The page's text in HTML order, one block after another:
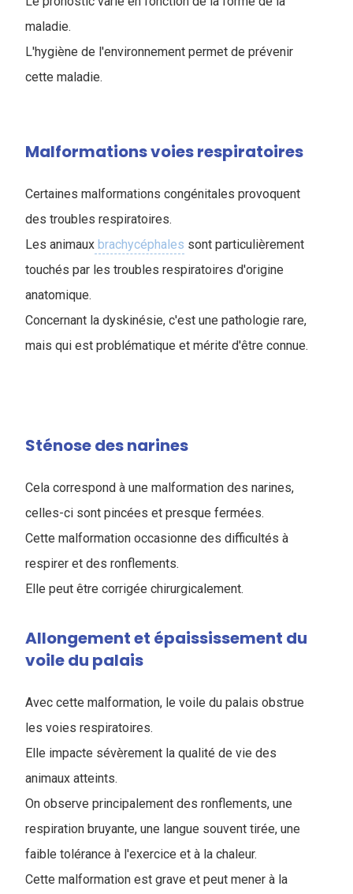
maladie.
L'hygiène de l'environnement permet de prévenir
cette maladie.
Malformations voies respiratoires
Certaines malformations congénitales provoquent
des troubles respiratoires.
Les animaux brachycéphales sont particulièrement
touchés par les troubles respiratoires d'origine
anatomique.
Concernant la dyskinésie, c'est une pathologie rare,
mais qui est problématique et mérite d'être connue.
Sténose des narines
Cela correspond à une malformation des narines,
celles-ci sont pincées et presque fermées.
Cette malformation occasionne des difficultés à
respirer et des ronflements.
Elle peut être corrigée chirurgicalement.
Allongement et épaississement du
voile du palais
Avec cette malformation, le voile du palais obstrue
les voies respiratoires.
Elle impacte sévèrement la qualité de vie des
animaux atteints.
On observe principalement des ronflements, une
respiration bruyante, une langue souvent tirée, une
faible tolérance à l'exercice et à la chaleur.
Cette malformation est grave et peut mener à la